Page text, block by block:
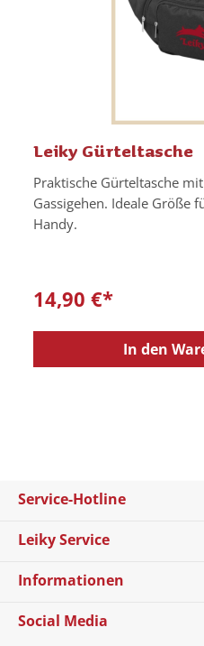
Leiky Gürteltasche
Praktische Gürteltasche
Gassigehen. Ideale Größe
Handy.
14,90 €*
In den
Service-Hotline
Leiky Service
Informationen
Social Media